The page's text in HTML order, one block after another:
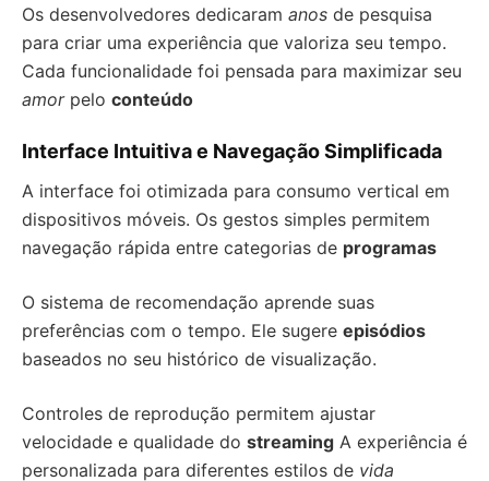
Os desenvolvedores dedicaram anos de pesquisa
para criar uma experiência que valoriza seu tempo.
Cada funcionalidade foi pensada para maximizar seu
amorpelo conteúdo
Interface Intuitiva e Navegação Simplificada
A interface foi otimizada para consumo vertical em
dispositivos móveis. Os gestos simples permitem
navegação rápida entre categorias de programas
O sistema de recomendação aprende suas
preferências com o tempo. Ele sugere episódios
baseados no seu histórico de visualização.
Controles de reprodução permitem ajustar
velocidade e qualidade do streaming A experiência é
personalizada para diferentes estilos de vida